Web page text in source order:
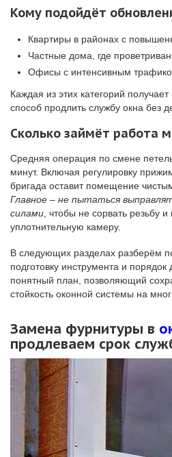
Кому подойдёт
Квартиры в районах с
Частные дома, где
Офисы с интенсивным
Каждая из этих категорий
способ продлить службу окна без
Сколько займёт работа
Средняя операция по смене
минут. Включая регулировку
бригада оставит помещение
Главное – не пытаться
силами, чтобы не сорвать резьбу и
уплотнительную камеру.
В следующих разделах разберём
подготовку инструмента и порядок
понятный план, позволяющий
стойкость оконной системы на
Замена фурнитуры в
продлеваем срок